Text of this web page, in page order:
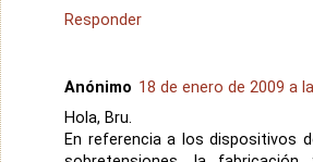
Responder
Anónimo 18 de enero de 2009 a
Hola, Bru.
En referencia a los dispositivos